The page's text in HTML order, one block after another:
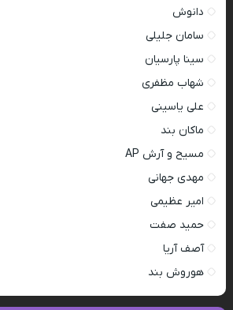
دانوش
سامان جلیلی
سینا پارسیان
شهاب مظفری
علی یاسینی
ماکان بند
مسیح و آرش AP
مهدی جهانی
امیر عظیمی
حمید صفت
آصف آریا
هوروش بند